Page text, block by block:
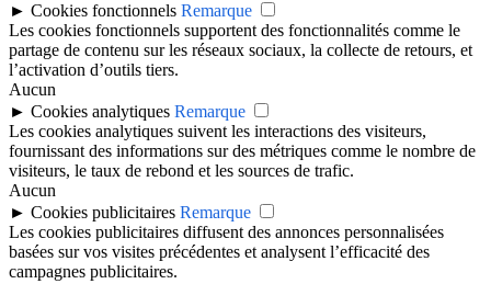
► Cookies fonctionnels Remarque
Les cookies fonctionnels supportent des fonctionnalités comme le
partage de contenu sur les réseaux sociaux, la collecte de retours, et
l’activation d’outils tiers.
Aucun
► Cookies analytiques Remarque
Les cookies analytiques suivent les interactions des visiteurs,
fournissant des informations sur des métriques comme le nombre de
visiteurs, le taux de rebond et les sources de trafic.
Aucun
► Cookies publicitaires Remarque
Les cookies publicitaires diffusent des annonces personnalisées
basées sur vos visites précédentes et analysent l’efficacité des
campagnes publicitaires.